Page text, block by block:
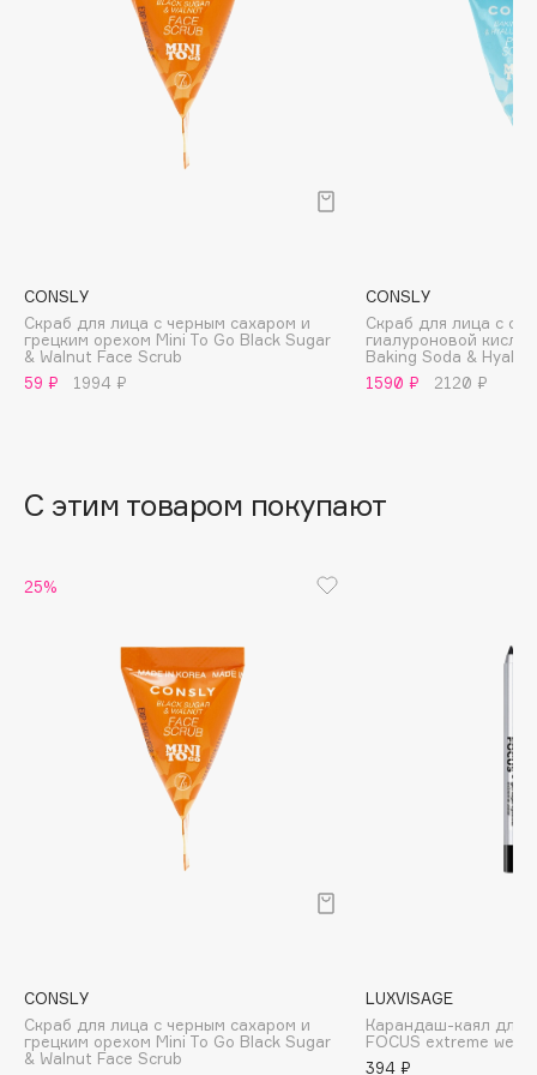
Balmain Hair Couture
Beauty Pati
Beautyblades
НОВИНКА
beautyblender
Bioderma
Biorepair
Boadicea The Victorious
CONSLY
Скраб для лица с черным сахаром и
грецким орехом Mini To Go Black Sugar
& Walnut Face Scrub
59 ₽
1994 ₽
CONSLY
Скраб для лица с
гиалуроновой
Baking Soda &
1590 ₽
2120 ₽
С этим товаром покупают
25%
CONSLY
Скраб для лица с черным сахаром и
грецким орехом Mini To Go Black Sugar
& Walnut Face Scrub
LUXVISAGE
Карандаш-каял для
FOCUS extreme wear
394 ₽